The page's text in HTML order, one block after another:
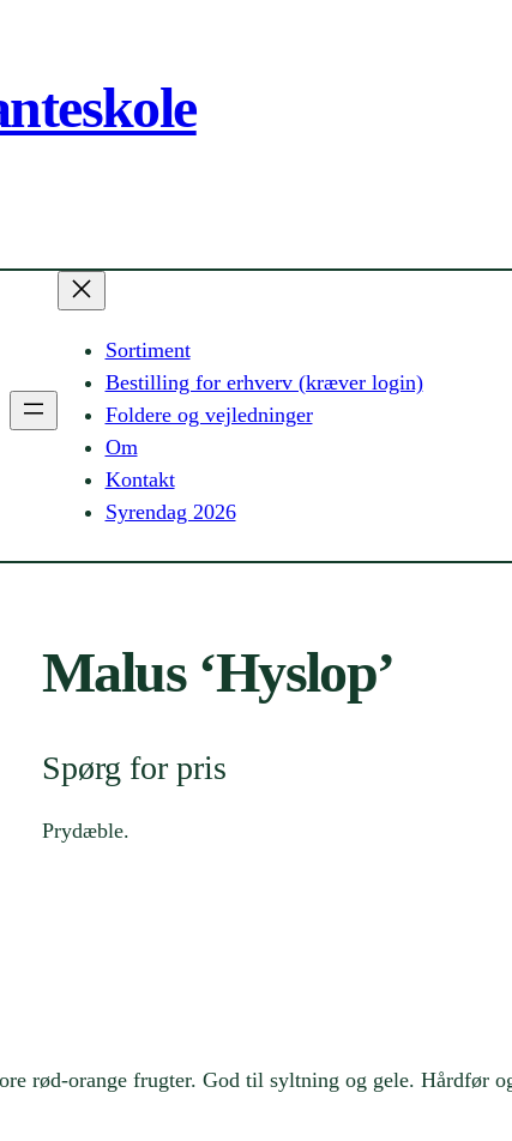
Sortiment
Bestilling for erhverv (kræver login)
Foldere og vejledninger
Om
Kontakt
Syrendag 2026
Malus ‘Hyslop’
Spørg for pris
Prydæble.
rød-orange frugter. God til syltning og gele. Hårdfør